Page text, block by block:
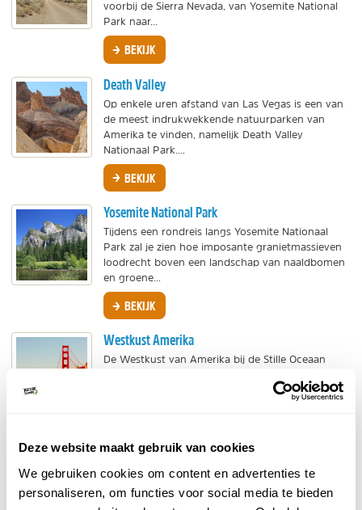
Deze website maakt gebruik van cookies
We gebruiken cookies om content en advertenties te
personaliseren, om functies voor social media te bieden
voorbij de Sierra Nevada, van Yosemite National
Park naar...
BEKIJK
Death Valley
Op enkele uren afstand van Las Vegas is een van
de meest indrukwekkende natuurparken van
Amerika te vinden, namelijk Death Valley
Nationaal Park....
BEKIJK
Yosemite National Park
Tijdens een rondreis langs Yosemite Nationaal
Park zal je zien hoe imposante granietmassieven
loodrecht boven een landschap van naaldbomen
en groene...
BEKIJK
Westkust Amerika
De Westkust van Amerika bij de Stille Oceaan
ingrediënten voor een veelzijdige rondreis!
Joshua Tree National Park
Joshua Tree National Park, gelegen in het zuiden